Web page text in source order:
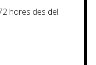
hores des del